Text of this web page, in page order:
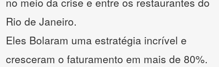
Rio de Janeiro.
Eles Bolaram uma estratégia incrível e
cresceram o faturamento em mais de 80%.